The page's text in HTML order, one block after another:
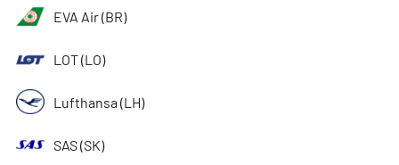
EVA Air (BR)
LOT (LO)
Lufthansa (LH)
SAS (SK)